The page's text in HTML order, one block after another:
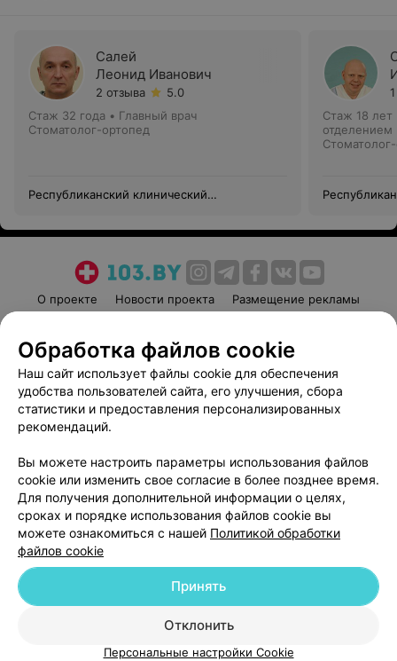
Салей
Леонид Иванович
2 отзыва
5.0
Стаж 32 года • Главный врач
Стоматолог-ортопед
Республиканский клинический
Стаж 18 лет
отделением
О проекте Новости проекта
Размещение рекламы
Пользовательское соглашение
Способы оплаты
Вакансии
Партнеры
Написать руководителю 103.by
Обработка персональных данных
© 2026 ООО «Артокс Лаб», УНП 191700409
| 220012, Республика Беларусь,
Служба поддержки +375 291212755
Обработка файлов cookie
Наш сайт использует файлы cookie для обеспечения
удобства пользователей сайта, его улучшения, сбора
статистики и предоставления персонализированных
рекомендаций.
Вы можете настроить параметры использования файлов
cookie или изменить свое согласие в более позднее время.
Для получения дополнительной информации о целях,
сроках и порядке использования файлов cookie вы
можете ознакомиться с нашей Политикой обработки
файлов cookie
Отклонить
Принять
Персональные настройки Cookie